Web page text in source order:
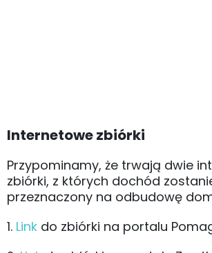
Internetowe zbiórki
Przypominamy, że trwają dwie
zbiórki, z których dochód
przeznaczony na odbudowę
1. Link do zbiórki na portalu